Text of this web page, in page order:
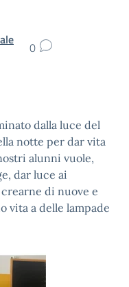
0
dalla luce del
notte per dar vita
alunni vuole,
dar luce ai
di nuove e
vita a delle lampade